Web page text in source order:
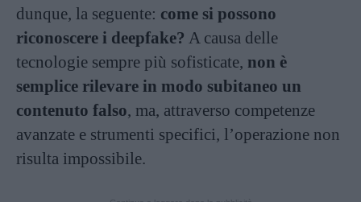
dunque, la seguente: come si possono
riconoscere i deepfake? A causa delle
tecnologie sempre più sofisticate, non è
semplice rilevare in modo subitaneo un
contenuto falso, ma, attraverso competenze
avanzate e strumenti specifici, l’operazione non
risulta impossibile.